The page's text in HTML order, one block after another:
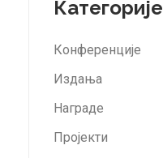
Категорије
Конференције
Издања
Награде
Пројекти